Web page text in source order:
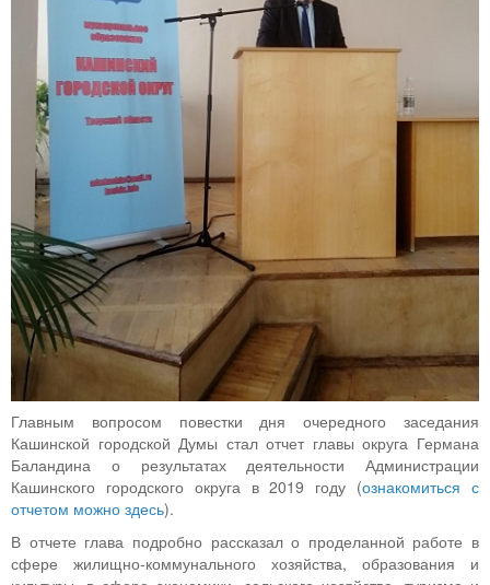
Главным вопросом повестки дня очередного заседания
Кашинской городской Думы стал отчет главы округа Германа
Баландина о результатах деятельности Администрации
Кашинского городского округа в 2019 году (ознакомиться с
отчетом можно здесь).
В отчете глава подробно рассказал о проделанной работе в
сфере жилищно-коммунального хозяйства, образования и